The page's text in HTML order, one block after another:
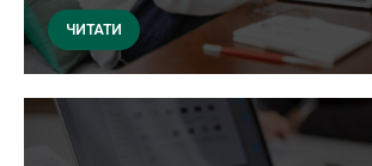
ЧИТАТИ